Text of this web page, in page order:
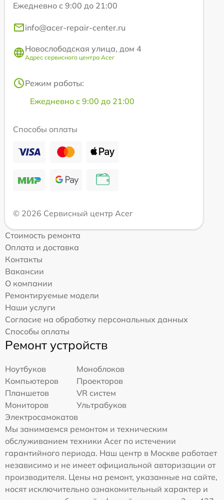
Ежедневно с 9:00 до 21:00
info@acer-repair-center.ru
Новослободская улица, дом 4
Адрес сервисного центра Acer
Режим работы:
Ежедневно с 9:00 до 21:00
Способы оплаты
© 2026 Сервисный центр Acer
Стоимость ремонта
Оплата и доставка
Контакты
Вакансии
О компании
Ремонтируемые модели
Наши услуги
Согласие на обработку персональных данных
Способы оплаты
Ремонт устройств
Ноутбуков
Моноблоков
Компьютеров
Проекторов
Планшетов
VR систем
Мониторов
Ультрабуков
Электросамокатов
Мы занимаемся ремонтом и техническим
обслуживанием техники Acer по истечении
гарантийного периода. Наш центр в Москве работает
независимо и не имеет официальной авторизации от
производителя. Цены на ремонт, указанные на сайте,
носят исключительно ознакомительный характер и